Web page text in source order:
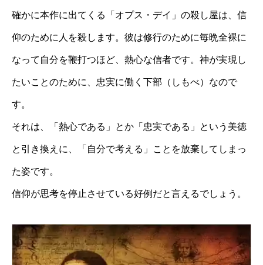
確かに本作に出てくる「オプス・デイ」の殺し屋は、信
仰のために人を殺します。彼は修行のために毎晩全裸に
なって自分を鞭打つほど、熱心な信者です。神が実現し
たいことのために、忠実に働く下部（しもべ）なので
す。
それは、「熱心である」とか「忠実である」という美徳
と引き換えに、「自分で考える」ことを放棄してしまっ
た姿です。
信仰が思考を停止させている好例だと言えるでしょう。